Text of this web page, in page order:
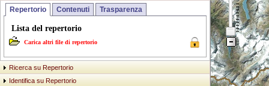
Repertorio Contenuti Trasparenza
Lista del repertorio
Carica altri file di repertorio
Ricerca su Repertorio
Identifica su Repertorio